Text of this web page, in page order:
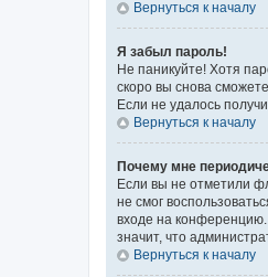
Вернуться к началу
Я забыл пароль!
Не паникуйте! Хотя
скоро вы снова
Если не удалось
Вернуться к началу
Почему мне
Если вы не отметили
не смог
входе на конференцию.
значит, что
Вернуться к началу